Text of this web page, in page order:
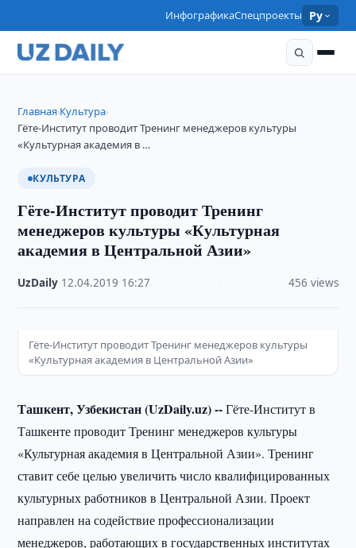
ИнфографикаСпецпроекты Ру
Главная›Культура›
Гёте-Институт проводит Тренинг менеджеров культуры
«Культурная академия в …
КУЛЬТУРА
Гёте-Институт проводит Тренинг
менеджеров культуры «Культурная
академия в Центральной Азии»
UzDaily 12.04.2019 16:27 456 views
Гёте-Институт проводит Тренинг менеджеров культуры
«Культурная академия в Центральной Азии»
Ташкент, Узбекистан (UzDaily.uz) --Гёте-Институт в
Ташкенте проводит Тренинг менеджеров культуры
«Культурная академия в Центральной Азии». Тренинг
ставит себе целью увеличить число квалифицированных
культурных работников в Центральной Азии. Проект
направлен на содействие профессионализации
менеджеров, работающих в государственных институтах